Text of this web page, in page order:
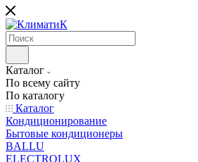
Каталог
По всему сайту
По каталогу
Каталог
Кондиционирование
Бытовые кондиционеры
BALLU
ELECTROLUX